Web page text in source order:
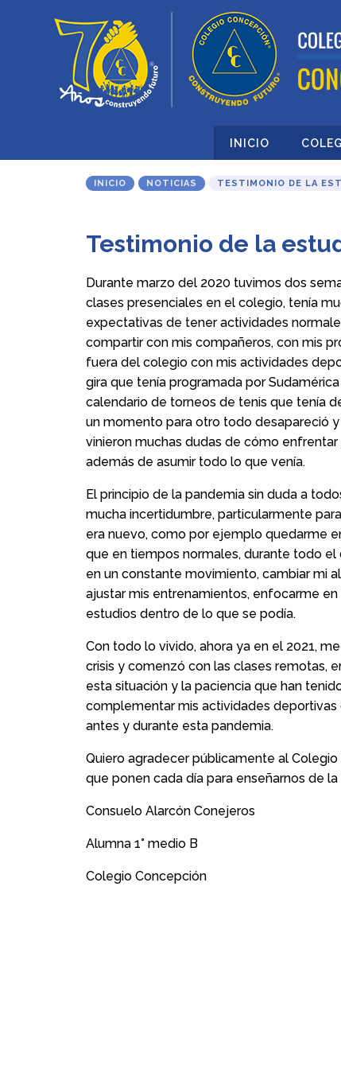
INICIO
INICIO NOTICIAS TESTIMONIO DE LA
Testimonio de la
Durante marzo del 2020 tuvimos dos
clases presenciales en el colegio, tenía
expectativas de tener actividades
compartir con mis compañeros, con mis
fuera del colegio con mis actividades
gira que tenía programada por
calendario de torneos de tenis que tenía
un momento para otro todo desapareció
vinieron muchas dudas de cómo enfrentar
además de asumir todo lo que venía.
El principio de la pandemia sin duda a
mucha incertidumbre, particularmente
era nuevo, como por ejemplo quedarme
que en tiempos normales, durante todo el
en un constante movimiento, cambiar mi
ajustar mis entrenamientos, enfocarme en
estudios dentro de lo que se podía.
Con todo lo vivido, ahora ya en el 2021,
crisis y comenzó con las clases remotas,
esta situación y la paciencia que han
complementar mis actividades
antes y durante esta pandemia.
Quiero agradecer públicamente al
que ponen cada día para enseñarnos de
Consuelo Alarcón Conejeros
Alumna 1° medio B
Colegio Concepción